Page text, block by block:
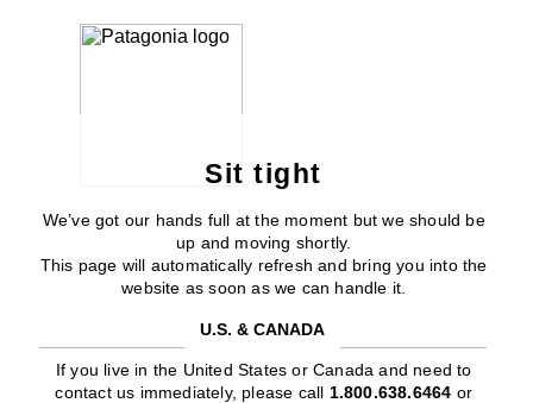
Sit tight
We’ve got our hands full at the moment but we should be
up and moving shortly.
This page will automatically refresh and bring you into the
website as soon as we can handle it.
U.S. & CANADA
If you live in the United States or Canada and need to
contact us immediately, please call 1.800.638.6464 or